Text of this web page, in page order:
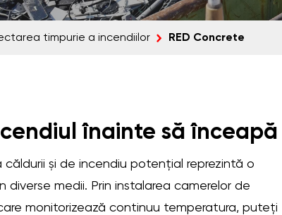
timpurie a incendiilor RED Concrete
înainte să înceapă
căldurii și de incendiu potențial reprezintă o
diverse medii. Prin instalarea camerelor de
monitorizează continuu temperatura, puteți